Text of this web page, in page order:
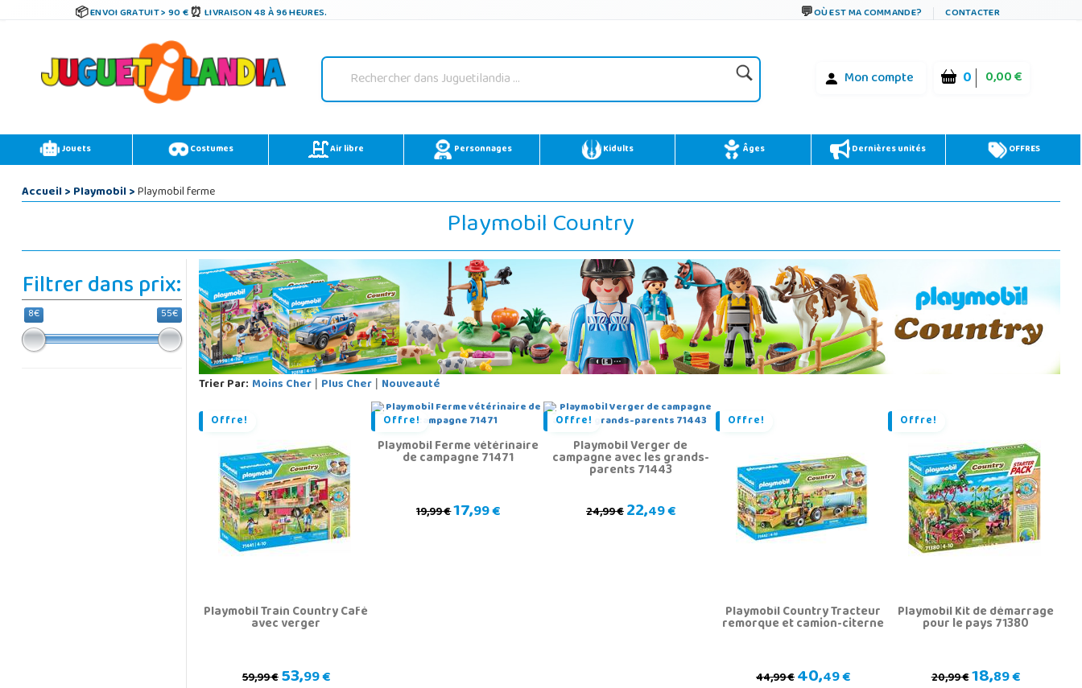
ENVOI GRATUIT > 90 € LIVRAISON 48 À 96 HEURES. OÙ EST MA COMMANDE? CONTACTER
Mon compte 0 0,00 €
Jouets Costumes Air libre Personnages Kidults Âges Dernières unités OFFRES
Accueil>Playmobil>Playmobil ferme
Playmobil Country
Filtrer dans prix:
8€ 55€
Trier Par: Moins Cher| Plus Cher| Nouveauté
Offre!
Playmobil Train Country Café
avec verger
59,99 €53,99 €
Offre!
Playmobil Ferme vétérinaire
de campagne 71471
19,99 €17,99 €
Offre!
Playmobil Verger de
campagne avec les grands-
parents 71443
24,99 €22,49 €
Offre!
Playmobil Country Tracteur
remorque et camion-citerne
44,99 €40,49 €
Offre!
Playmobil Kit de démarrage
pour le pays 71380
20,99 €18,89 €